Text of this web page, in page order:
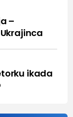
–
ikada